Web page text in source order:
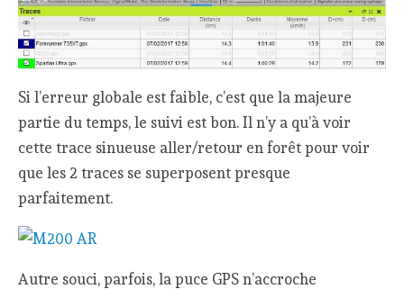
Si l’erreur globale est faible, c’est que la majeure
partie du temps, le suivi est bon. Il n’y a qu’à voir
cette trace sinueuse aller/retour en forêt pour voir
que les 2 traces se superposent presque
parfaitement.
Autre souci, parfois, la puce GPS n’accroche